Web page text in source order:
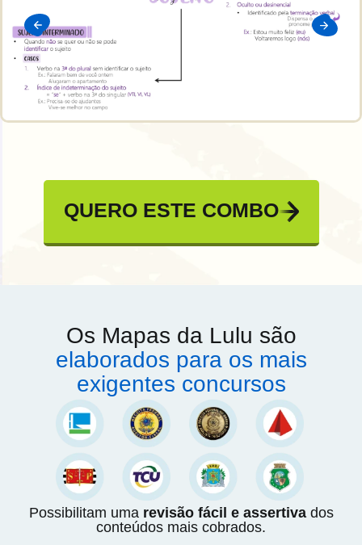
QUERO ESTE COMBO
Os Mapas da Lulu são
elaborados para os mais
exigentes concursos
Possibilitam uma revisão fácil e assertivados
conteúdos mais cobrados.